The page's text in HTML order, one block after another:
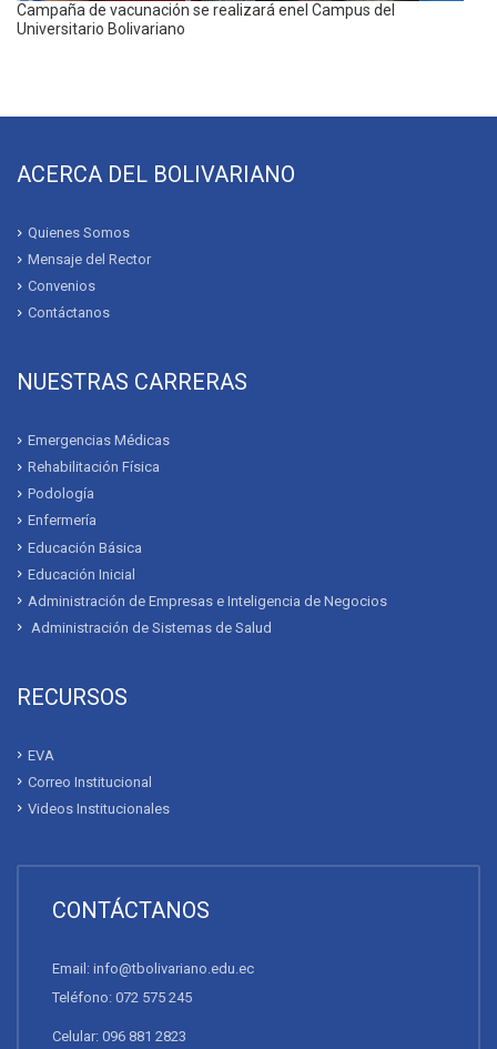
Campaña de vacunación se realizará enel Campus del
Universitario Bolivariano
ACERCA DEL BOLIVARIANO
Quienes Somos
Mensaje del Rector
Convenios
Contáctanos
NUESTRAS CARRERAS
Emergencias Médicas
Rehabilitación Física
Podología
Enfermería
Educación Básica
Educación Inicial
Administración de Empresas e Inteligencia de Negocios
Administración de Sistemas de Salud
RECURSOS
EVA
Correo Institucional
Videos Institucionales
CONTÁCTANOS
Email: info@tbolivariano.edu.ec
Teléfono: 072 575 245
Celular: 096 881 2823